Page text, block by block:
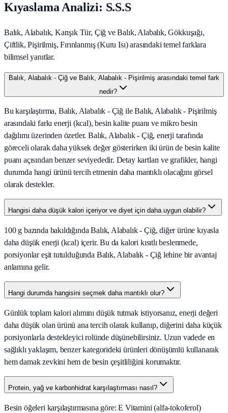
Kıyaslama Analizi: S.S.S
Balık, Alabalık, Karışık Tür, Çiğ ve Balık, Alabalık, Gökkuşağı,
Çiftlik, Pişirilmiş, Fırınlanmış (Kuru Isı) arasındaki temel farklara
bilimsel yanıtlar.
Balık, Alabalık - Çiğ ve Balık, Alabalık - Pişirilmiş arasındaki temel fark
nedir?
Bu karşılaştırma, Balık, Alabalık - Çiğ ile Balık, Alabalık - Pişirilmiş
arasındaki farkı enerji (kcal), besin kalite puanı ve mikro besin
dağılımı üzerinden özetler. Balık, Alabalık - Çiğ, enerji tarafında
göreceli olarak daha yüksek değer gösterirken iki ürün de besin kalite
puanı açısından benzer seviyededir. Detay kartları ve grafikler, hangi
durumda hangi ürünü tercih etmenin daha mantıklı olacağını görsel
olarak destekler.
Hangisi daha düşük kalori içeriyor ve diyet için daha uygun olabilir?
100 g bazında bakıldığında Balık, Alabalık - Çiğ, diğer ürüne kıyasla
daha düşük enerji (kcal) içerir. Bu da kalori kısıtlı beslenmede,
porsiyonlar eşit tutulduğunda Balık, Alabalık - Çiğ lehine bir avantaj
anlamına gelir.
Hangi durumda hangisini seçmek daha mantıklı olur?
Günlük toplam kalori alımını düşük tutmak istiyorsanız, enerji değeri
daha düşük olan ürünü ana tercih olarak kullanıp, diğerini daha küçük
porsiyonlarla destekleyici rolünde düşünebilirsiniz. Uzun vadede en
sağlıklı yaklaşım, benzer kategorideki ürünleri dönüşümlü kullanarak
hem damak zevkini hem de besin çeşitliliğini korumaktır.
Protein, yağ ve karbonhidrat karşılaştırması nasıl?
Besin öğeleri karşılaştırmasına göre: E Vitamini (alfa-tokoferol)